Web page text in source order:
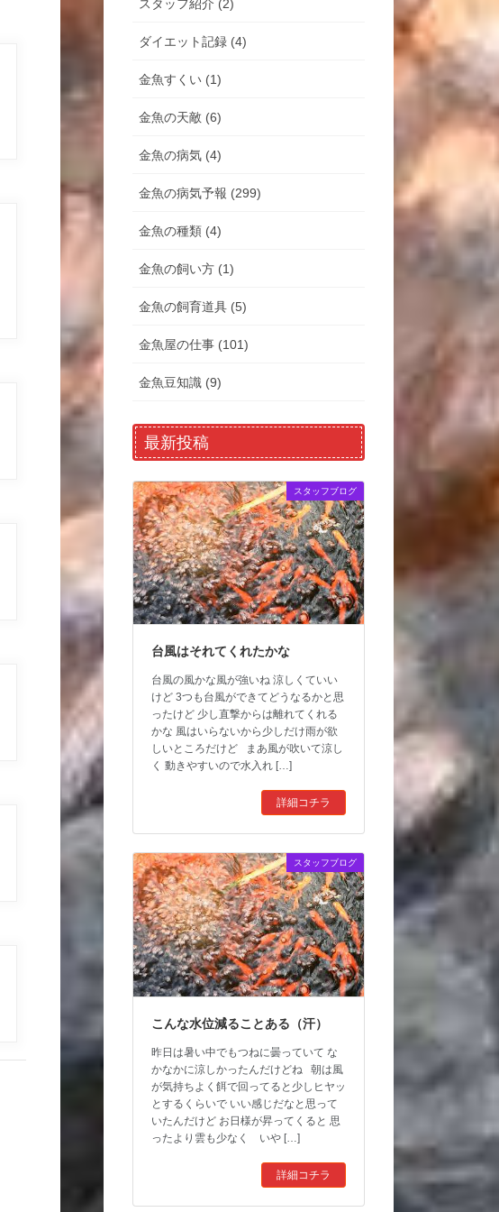
スタッフ紹介 (2)
ダイエット記録 (4)
金魚すくい (1)
金魚の天敵 (6)
金魚の病気 (4)
金魚の病気予報 (299)
金魚の種類 (4)
金魚の飼い方 (1)
金魚の飼育道具 (5)
金魚屋の仕事 (101)
金魚豆知識 (9)
最新投稿
スタッフブログ
台風はそれてくれたかな
台風の風かな風が強いね 涼しくていい
けど 3つも台風ができてどうなるかと思
ったけど 少し直撃からは離れてくれる
かな 風はいらないから少しだけ雨が欲
しいところだけど まあ風が吹いて涼し
く 動きやすいので水入れ […]
詳細コチラ
スタッフブログ
こんな水位減ることある（汗）
昨日は暑い中でもつねに曇っていて な
かなかに涼しかったんだけどね 朝は風
が気持ちよく餌で回ってると少しヒヤッ
とするくらいで いい感じだなと思って
いたんだけど お日様が昇ってくると 思
ったより雲も少なく いや […]
詳細コチラ